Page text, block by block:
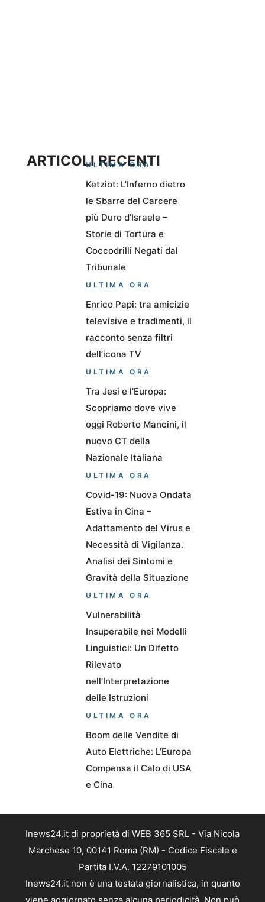
ARTICOLI RECENTI
ULTIMA ORA
Ketziot: L’Inferno dietro
le Sbarre del Carcere
più Duro d’Israele –
Storie di Tortura e
Coccodrilli Negati dal
Tribunale
ULTIMA ORA
Enrico Papi: tra amicizie
televisive e tradimenti, il
racconto senza filtri
dell’icona TV
ULTIMA ORA
Tra Jesi e l’Europa:
Scopriamo dove vive
oggi Roberto Mancini, il
nuovo CT della
Nazionale Italiana
ULTIMA ORA
Covid-19: Nuova Ondata
Estiva in Cina –
Adattamento del Virus e
Necessità di Vigilanza.
Analisi dei Sintomi e
Gravità della Situazione
ULTIMA ORA
Vulnerabilità
Insuperabile nei Modelli
Linguistici: Un Difetto
Rilevato
nell’Interpretazione
delle Istruzioni
ULTIMA ORA
Boom delle Vendite di
Auto Elettriche: L’Europa
Compensa il Calo di USA
e Cina
Inews24.it di proprietà di WEB 365 SRL - Via Nicola
Marchese 10, 00141 Roma (RM) - Codice Fiscale e
Partita I.V.A. 12279101005
Inews24.it non è una testata giornalistica, in quanto